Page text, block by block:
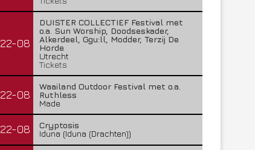
22-08
DUISTER COLLECTIEF Festival met
o.a. Sun Worship, Doodseskader,
Alkerdeel, Ggu:ll, Modder, Terzij De
Horde
Utrecht
Tickets
22-08
Waailand Outdoor Festival met o.a.
Ruthless
Made
22-08
Cryptosis
Iduna (Iduna (Drachten))